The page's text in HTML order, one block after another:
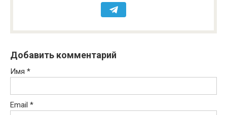
Добавить комментарий
Имя *
Email *